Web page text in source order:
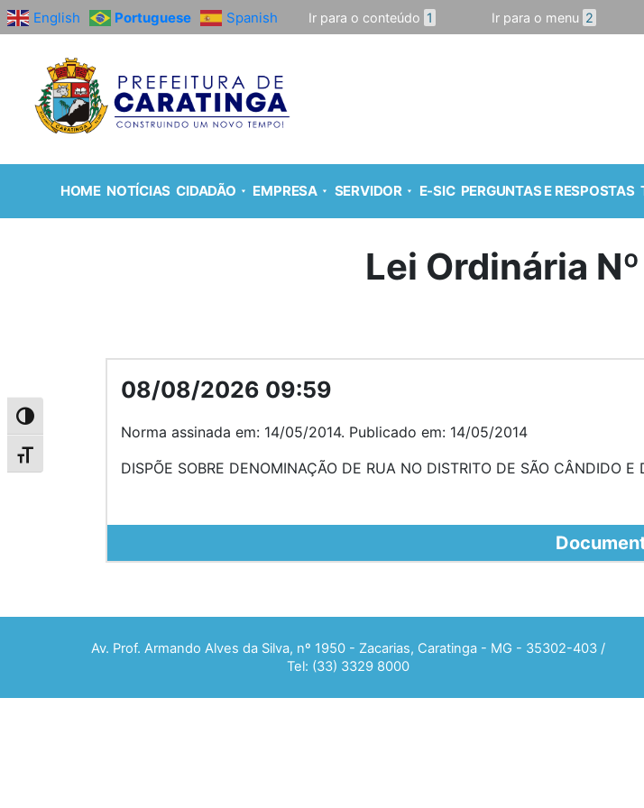
Alternar alto contraste
Alternar tamanho da fonte
English Portuguese Spanish Ir para o conteúdo 1 Ir para o menu 2
HOME NOTÍCIAS CIDADÃO EMPRESA SERVIDOR E-SIC PERGUNTAS E RESPOSTAS
Lei Ordinária
08/08/2026 09:59
Norma assinada em: 14/05/2014. Publicado em: 14/05/2014
DISPÕE SOBRE DENOMINAÇÃO DE RUA NO DISTRITO DE SÃO CÂNDIDO E
Av. Prof. Armando Alves da Silva, nº 1950 - Zacarias, Caratinga - MG - 35302-403 /
Tel: (33) 3329 8000